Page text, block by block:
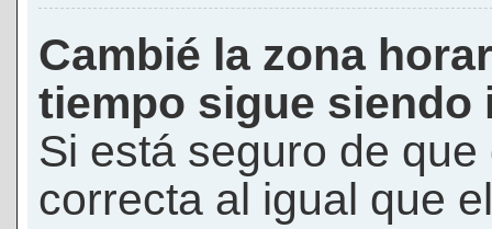
Cambié la zona
tiempo sigue siendo
Si está seguro de
correcta al igual que